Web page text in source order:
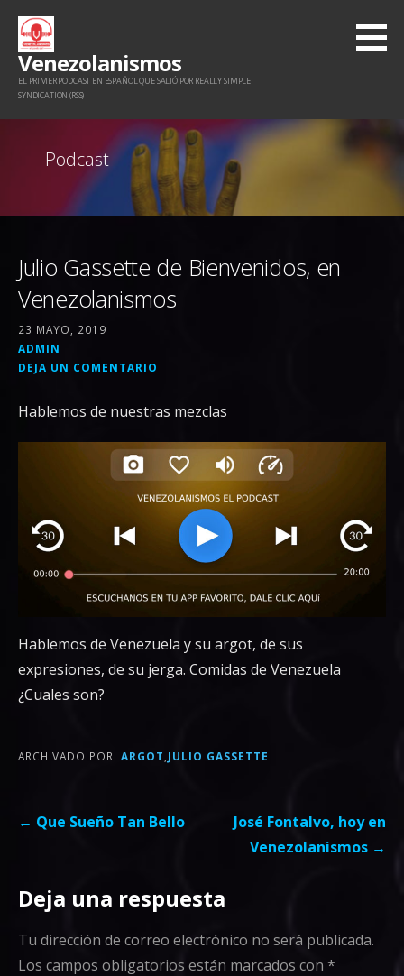
Saltar
contenido
Venezolanismos
EL PRIMER PODCAST EN ESPAÑOL QUE SALIÓ POR REALLY SIMPLE
SYNDICATION (RSS)
Podcast
Julio Gassette de Bienvenidos, en
Venezolanismos
23 MAYO, 2019
ADMIN
DEJA UN COMENTARIO
Hablemos de nuestras mezclas
Hablemos de Venezuela y su argot, de sus
expresiones, de su jerga. Comidas de Venezuela
¿Cuales son?
ARCHIVADO POR: ARGOT JULIO GASSETTE
Navegación
← Que Sueño Tan Bello
José Fontalvo, hoy en
Venezolanismos →
Deja una respuesta
Tu dirección de correo electrónico no será publicada.
Los campos obligatorios están marcados con *